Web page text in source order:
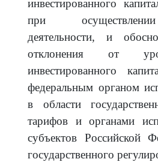
инвестированного
при
деятельности, и
отклонения от
инвестированного
федеральным органом
в области
тарифов и органами
субъектов Российской
государственного